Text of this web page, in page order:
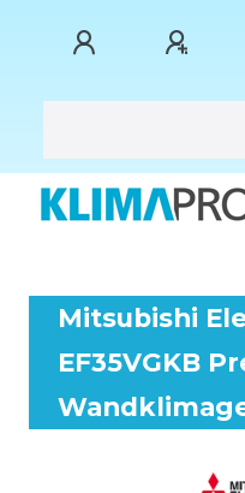
Mitsubishi
EF35VGKB